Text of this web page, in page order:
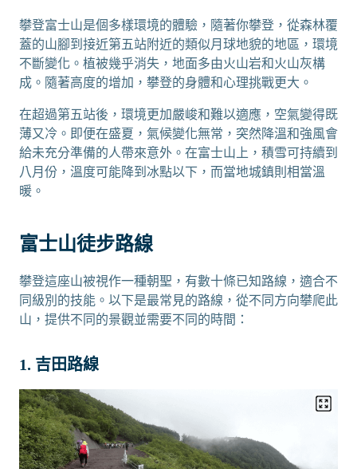
攀登富士山是個多樣環境的體驗，隨著你攀登，從森林覆
蓋的山腳到接近第五站附近的類似月球地貌的地區，環境
不斷變化。植被幾乎消失，地面多由火山岩和火山灰構
成。隨著高度的增加，攀登的身體和心理挑戰更大。
在超過第五站後，環境更加嚴峻和難以適應，空氣變得既
薄又冷。即便在盛夏，氣候變化無常，突然降溫和強風會
給未充分準備的人帶來意外。在富士山上，積雪可持續到
八月份，溫度可能降到冰點以下，而當地城鎮則相當溫
暖。
富士山徒步路線
攀登這座山被視作一種朝聖，有數十條已知路線，適合不
同級別的技能。以下是最常見的路線，從不同方向攀爬此
山，提供不同的景觀並需要不同的時間：
1. 吉田路線